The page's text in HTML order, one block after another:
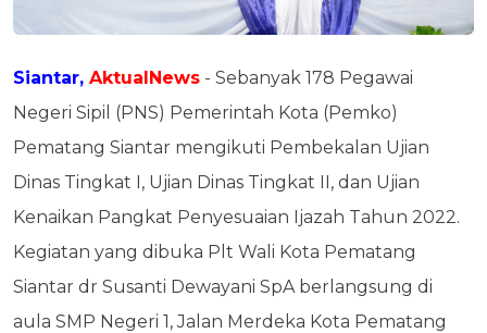
Siantar, AktualNews - Sebanyak 178 Pegawai
Negeri Sipil (PNS) Pemerintah Kota (Pemko)
Pematang Siantar mengikuti Pembekalan Ujian
Dinas Tingkat I, Ujian Dinas Tingkat II, dan Ujian
Kenaikan Pangkat Penyesuaian Ijazah Tahun 2022.
Kegiatan yang dibuka Plt Wali Kota Pematang
Siantar dr Susanti Dewayani SpA berlangsung di
aula SMP Negeri 1, Jalan Merdeka Kota Pematang